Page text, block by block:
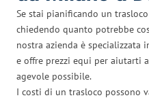
Se stai pianificando un
chiedendo quanto potrebbe
nostra azienda è specializzata
e offre prezzi equi per aiutarti
agevole possibile.
I costi di un trasloco possono